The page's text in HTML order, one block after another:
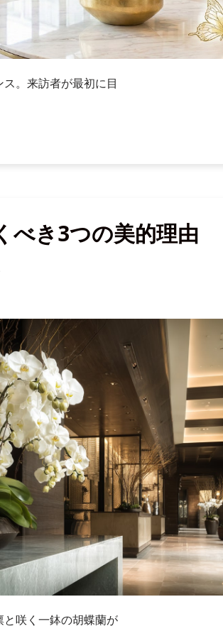
。来訪者が最初に目
べき3つの美的理由
咲く一鉢の胡蝶蘭が